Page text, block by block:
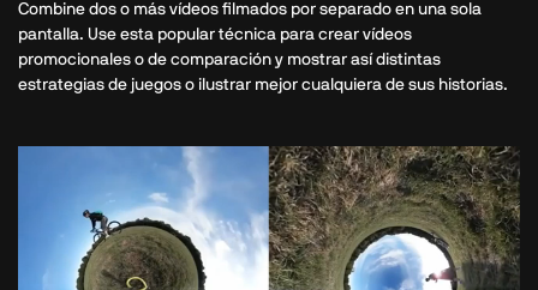
Combine dos o más vídeos filmados por separado en una sola
pantalla. Use esta popular técnica para crear vídeos
promocionales o de comparación y mostrar así distintas
estrategias de juegos o ilustrar mejor cualquiera de sus historias.